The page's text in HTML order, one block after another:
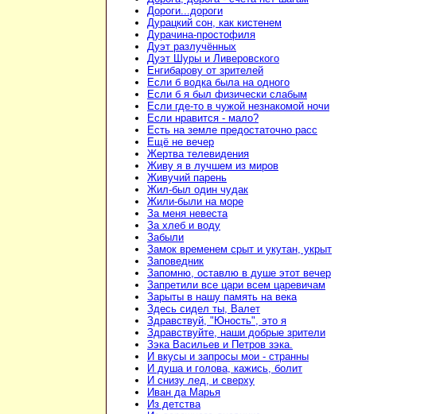
Дороги...дороги
Дурацкий сон, как кистенем
Дурачина-простофиля
Дуэт разлучённых
Дуэт Шуры и Ливеровского
Енгибарову от зрителей
Если б водка была на одного
Если б я был физически слабым
Если где-то в чужой незнакомой ночи
Если нравится - мало?
Есть на земле предостаточно расс
Ещё не вечер
Жертва телевидения
Живу я в лучшем из миров
Живучий парень
Жил-был один чудак
Жили-были на море
За меня невеста
За хлеб и воду
Забыли
Замок временем срыт и укутан, укрыт
Заповедник
Запомню, оставлю в душе этот вечер
Запретили все цари всем царевичам
Зарыты в нашу память на века
Здесь сидел ты, Валет
Здравствуй, "Юность", это я
Здравствуйте, наши добрые зрители
Зэка Васильев и Петров зэка.
И вкусы и запросы мои - странны
И душа и голова, кажись, болит
И снизу лед, и сверху
Иван да Марья
Из детства